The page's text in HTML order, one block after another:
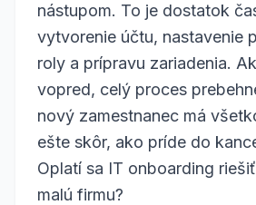
nástupom. To je dostatok
vytvorenie účtu, nastavenie
roly a prípravu zariadenia.
vopred, celý proces
nový zamestnanec má
ešte skôr, ako príde do
Oplatí sa IT onboarding
malú firmu?